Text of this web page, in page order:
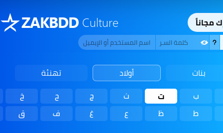
ZAKBDD Culture مجاناً
بنات أولاد تهنئة
ب ت ث ج ح
خ
ط
ظ ع غ ف ق